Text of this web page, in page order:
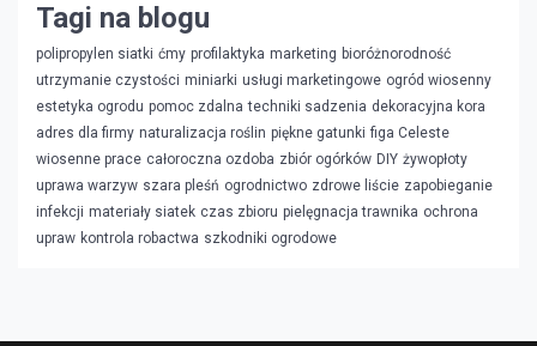
Tagi na blogu
polipropylen siatki ćmy profilaktyka marketing bioróżnorodność
utrzymanie czystości miniarki usługi marketingowe ogród wiosenny
estetyka ogrodu pomoc zdalna techniki sadzenia dekoracyjna kora
adres dla firmy naturalizacja roślin piękne gatunki figa Celeste
wiosenne prace całoroczna ozdoba zbiór ogórków DIY żywopłoty
uprawa warzyw szara pleśń ogrodnictwo zdrowe liście zapobieganie
infekcji materiały siatek czas zbioru pielęgnacja trawnika ochrona
upraw kontrola robactwa szkodniki ogrodowe